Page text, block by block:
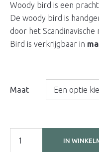
€ 37,60
Woody bird is een
De woody bird is
door het
Bird is verkrijgbaar in
Maat
IN